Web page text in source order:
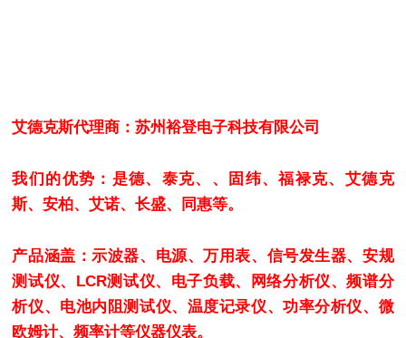
艾德克斯代理商：苏州裕登电子科技有限公司
我们的优势：是德、泰克、、固纬、福禄克、艾德克
斯、安柏、艾诺、长盛、同惠等。
产品涵盖：示波器、电源、万用表、信号发生器、安规
测试仪、LCR测试仪、电子负载、网络分析仪、频谱分
析仪、电池内阻测试仪、温度记录仪、功率分析仪、微
欧姆计、频率计等仪器仪表。